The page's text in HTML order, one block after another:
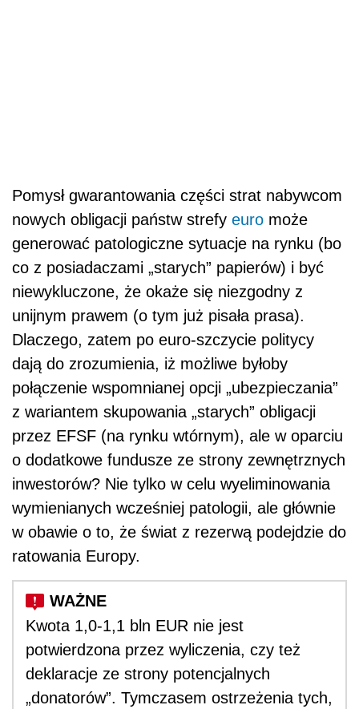
Pomysł gwarantowania części strat nabywcom
nowych obligacji państw strefy euro może
generować patologiczne sytuacje na rynku (bo
co z posiadaczami „starych” papierów) i być
niewykluczone, że okaże się niezgodny z
unijnym prawem (o tym już pisała prasa).
Dlaczego, zatem po euro-szczycie politycy
dają do zrozumienia, iż możliwe byłoby
połączenie wspomnianej opcji „ubezpieczania”
z wariantem skupowania „starych” obligacji
przez EFSF (na rynku wtórnym), ale w oparciu
o dodatkowe fundusze ze strony zewnętrznych
inwestorów? Nie tylko w celu wyeliminowania
wymienianych wcześniej patologii, ale głównie
w obawie o to, że świat z rezerwą podejdzie do
ratowania Europy.
Kwota 1,0-1,1 bln EUR nie jest
potwierdzona przez wyliczenia, czy też
deklaracje ze strony potencjalnych
„donatorów”. Tymczasem ostrzeżenia tych,